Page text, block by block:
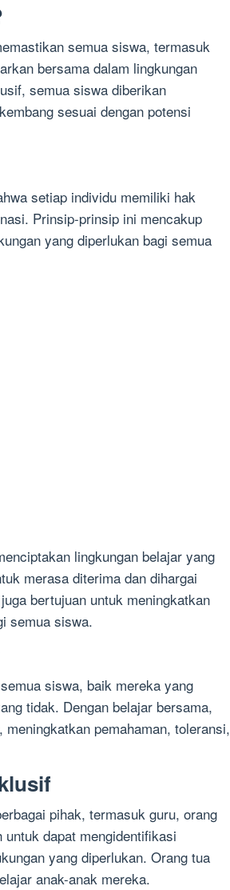
semua siswa, termasuk
bersama dalam lingkungan
semua siswa diberikan
sesuai dengan potensi
setiap individu memiliki hak
Prinsip-prinsip ini mencakup
yang diperlukan bagi semua
lingkungan belajar yang
merasa diterima dan dihargai
bertujuan untuk meningkatkan
semua siswa.
siswa, baik mereka yang
tidak. Dengan belajar bersama,
pemahaman, toleransi,
pihak, termasuk guru, orang
dapat mengidentifikasi
yang diperlukan. Orang tua
anak-anak mereka.